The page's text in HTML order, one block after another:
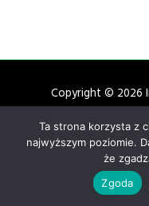
Copyright © 2026
Ta strona korzysta z
najwyższym poziomie.
że
Zgoda